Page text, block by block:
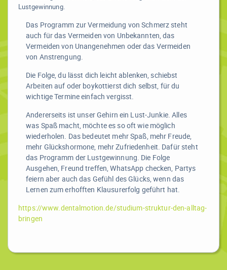
Lustgewinnung.
Das Programm zur Vermeidung von Schmerz steht
auch für das Vermeiden von Unbekannten, das
Vermeiden von Unangenehmen oder das Vermeiden
von Anstrengung.
Die Folge, du lässt dich leicht ablenken, schiebst
Arbeiten auf oder boykottierst dich selbst, für du
wichtige Termine einfach vergisst.
Andererseits ist unser Gehirn ein Lust-Junkie.Alles
was Spaß macht, möchte es so oft wie möglich
wiederholen. Das bedeutet mehr Spaß, mehr Freude,
mehr Glückshormone, mehr Zufriedenheit. Dafür steht
das Programm der Lustgewinnung. Die Folge
Ausgehen, Freund treffen, WhatsApp checken, Partys
feiern aber auch das Gefühl des Glücks, wenn das
Lernen zum erhofften Klausurerfolg geführt hat.
https://www.dentalmotion.de/studium-struktur-den-alltag-
bringen